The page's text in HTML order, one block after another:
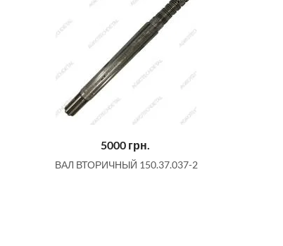
5000 грн.
ВАЛ ВТОРИЧНЫЙ 150.37.037-2